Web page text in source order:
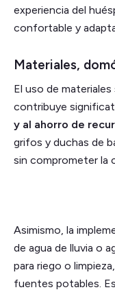
experiencia del
confortable y
Materiales,
El uso de
contribuye
y al ahorro de
grifos y duchas de
sin comprometer la
Asimismo, la
de agua de lluvia o
para riego o
fuentes potables.